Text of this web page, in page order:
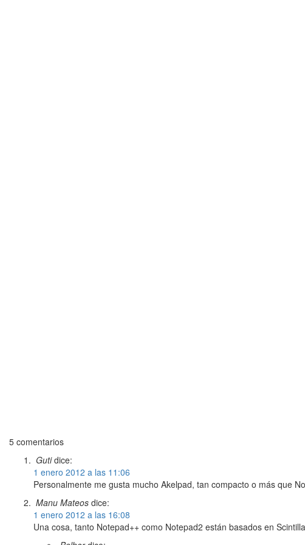
5 comentarios
Guti dice:
1 enero 2012 a las 11:06
Personalmente me gusta mucho Akelpad, tan compacto o más que
Manu Mateos dice:
1 enero 2012 a las 16:08
Una cosa, tanto Notepad++ como Notepad2 están basados en